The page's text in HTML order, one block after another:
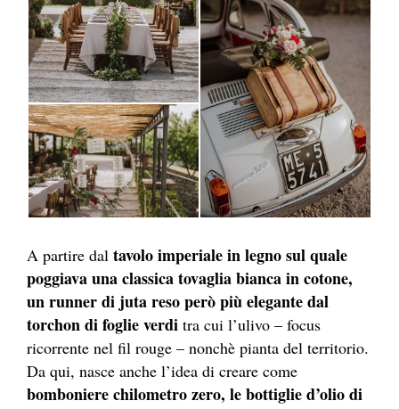
A partire dal tavolo imperiale in legno sul quale
poggiava una classica tovaglia bianca in cotone,
un runner di juta reso però più elegante dal
torchon di foglie verdi tra cui l’ulivo – focus
ricorrente nel fil rouge – nonchè pianta del territorio.
Da qui, nasce anche l’idea di creare come
bomboniere chilometro zero, le bottiglie d’olio di